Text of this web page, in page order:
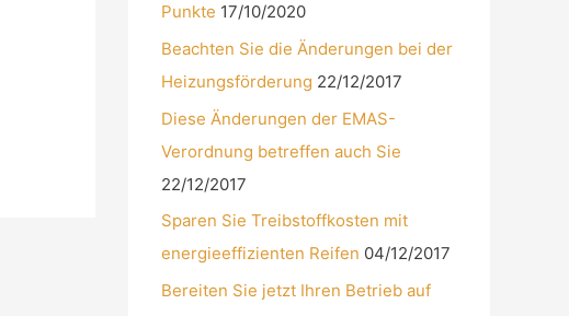
Punkte 17/10/2020
Beachten Sie die Änderungen bei der
Heizungsförderung 22/12/2017
Diese Änderungen der EMAS-
Verordnung betreffen auch Sie
22/12/2017
Sparen Sie Treibstoffkosten mit
energieeffizienten Reifen 04/12/2017
Bereiten Sie jetzt Ihren Betrieb auf